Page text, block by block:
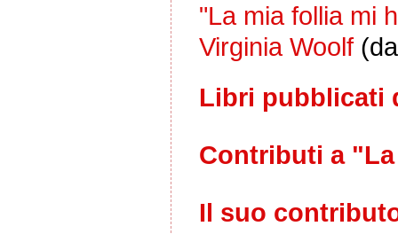
"La mia follia mi
Virginia Woolf(da
Libri pubblicati
Contributi a
Il suo